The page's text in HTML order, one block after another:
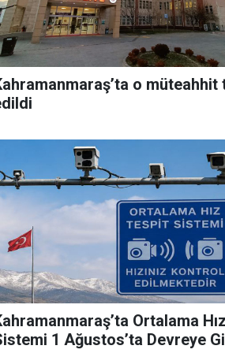
o müteahhit
Ortalama
1 Ağustos’ta Devreye